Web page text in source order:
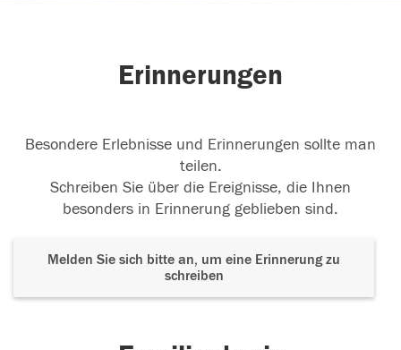
Erinnerungen
Besondere Erlebnisse und Erinnerungen sollte man
teilen.
Schreiben Sie über die Ereignisse, die Ihnen
besonders in Erinnerung geblieben sind.
Melden Sie sich bitte an, um eine Erinnerung zu
schreiben